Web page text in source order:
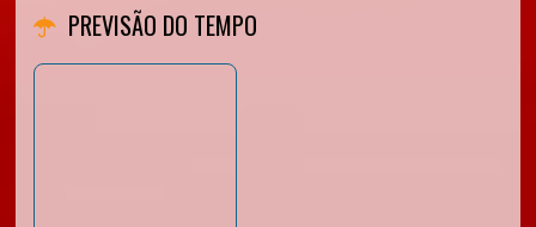
PREVISÃO DO TEMPO